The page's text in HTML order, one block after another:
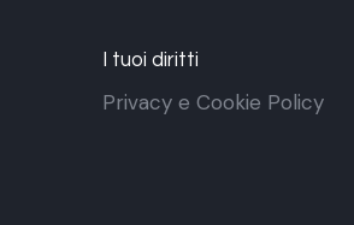
I tuoi diritti
Privacy e Cookie Policy